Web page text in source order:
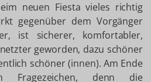
neuen Fiesta vieles richtig
gegenüber dem Vorgänger
ist sicherer, komfortabler,
geworden, dazu schöner
schöner (innen). Am Ende
Fragezeichen, denn die